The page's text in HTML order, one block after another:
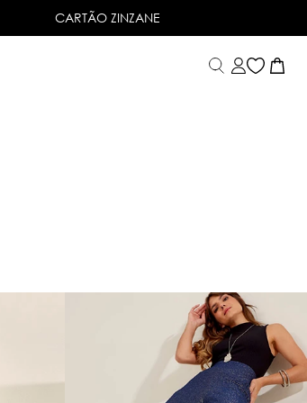
6X SEM JUROSNO CARTÃO DE CRÉDITO
CARTÃO ZINZANE